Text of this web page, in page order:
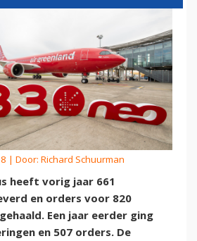
| Door: Richard Schuurman
heeft vorig jaar 661
en orders voor 820
Een jaar eerder ging
en 507 orders. De